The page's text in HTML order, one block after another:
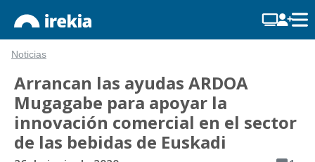
Noticias
Arrancan las ayudas ARDOA
Mugagabe para apoyar la
innovación comercial en el sector
de las bebidas de Euskadi